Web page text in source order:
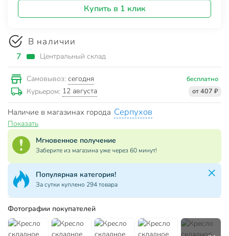
Купить в 1 клик
В наличии
7 Центральный склад
Самовывоз: сегодня бесплатно
Курьером: 12 августа от 407 ₽
Наличие в магазинах города Серпухов
Показать
Мгновенное получение
Заберите из магазина уже через 60 минут!
Популярная категория!
За сутки куплено 294 товара
Фотографии покупателей